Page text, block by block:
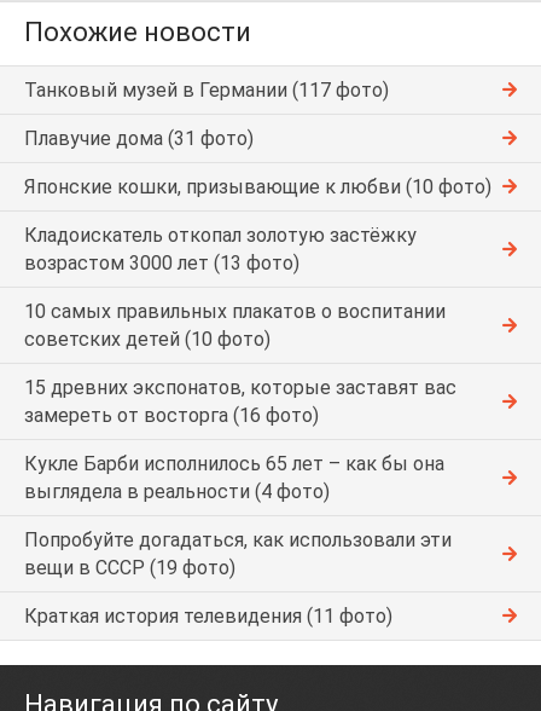
Похожие новости
Танковый музей в Германии (117 фото)
Плавучие дома (31 фото)
Японские кошки, призывающие к любви (10 фото)
Кладоискатель откопал золотую застёжку
возрастом 3000 лет (13 фото)
10 самых правильных плакатов о воспитании
советских детей (10 фото)
15 древних экспонатов, которые заставят вас
замереть от восторга (16 фото)
Кукле Барби исполнилось 65 лет – как бы она
выглядела в реальности (4 фото)
Попробуйте догадаться, как использовали эти
вещи в СССР (19 фото)
Краткая история телевидения (11 фото)
Навигация по сайту